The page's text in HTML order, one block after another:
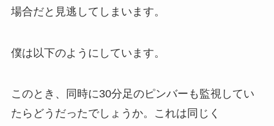
場合だと見逃してしまいます。
僕は以下のようにしています。
このとき、同時に30分足のピンバーも監視してい
たらどうだったでしょうか。これは同じく